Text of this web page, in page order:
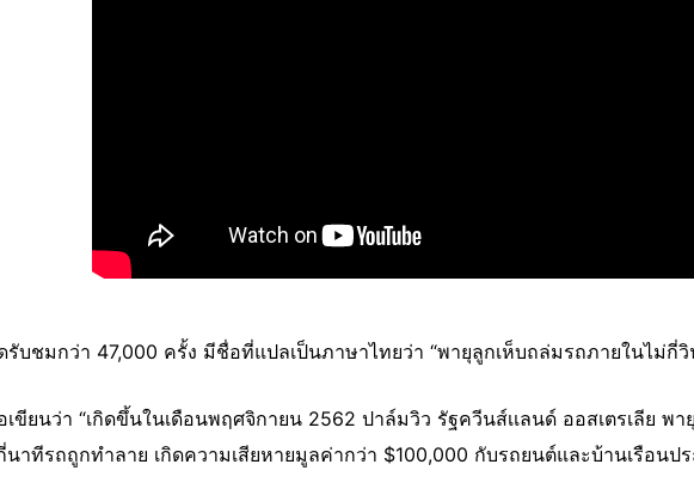
บชมกว่า 47,000 ครั้ง มีชื่อที่แปลเป็นภาษาไทยว่า “พายุลูกเห็บถล่มรถภายในไม่กี่วิ
เขียนว่า “เกิดขึ้นในเดือนพฤศจิกายน 2562 ปาล์มวิว รัฐควีนส์เเลนด์ ออสเตรเลีย พ
าทีรถถูกทำลาย เกิดความเสียหายมูลค่ากว่า $100,000 กับรถยนต์และบ้านเรือนป